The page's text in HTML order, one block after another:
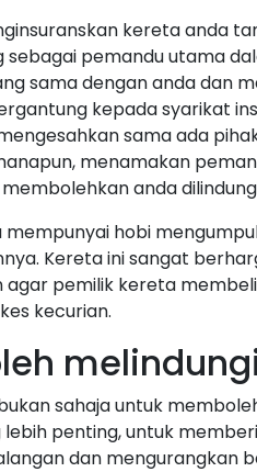
kereta anda
pemandu utama
sama dengan anda dan
kepada syarikat
sama ada
menamakan
anda
mempunyai hobi
Kereta ini sangat
agar pemilik kereta
kecurian.
sahaja untuk
penting, untuk
dan mengurangkan